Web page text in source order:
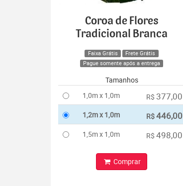
Coroa de Flores
Tradicional Branca
Faixa Grátis
Frete Grátis
Pague somente após a entrega
Tamanhos
1,0m x 1,0m
R$ 377,00
1,2m x 1,0m R$446,00
1,5m x 1,0m R$ 498,00
Comprar